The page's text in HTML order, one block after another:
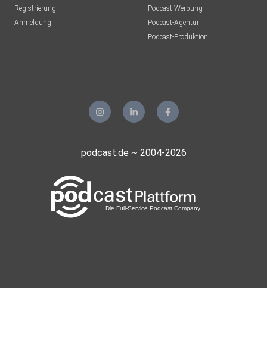
Registrierung
Anmeldung
Podcast-Werbung
Podcast-Agentur
Podcast-Produktion
podcast.de ~ 2004-2026